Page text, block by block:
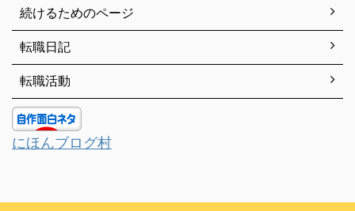
続けるためのページ
転職日記
転職活動
にほんブログ村